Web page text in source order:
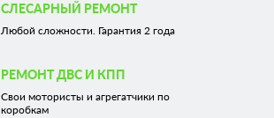
СЛЕСАРНЫЙ РЕМОНТ
Любой сложности. Гарантия 2 года
РЕМОНТ ДВС И КПП
Свои мотористы и агрегатчики по
коробкам